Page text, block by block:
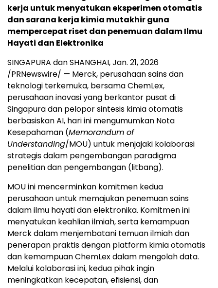
kerja untuk menyatukan eksperimen otomatis
dan sarana kerja kimia mutakhir guna
mempercepat riset dan penemuan dalam Ilmu
Hayati dan Elektronika
SINGAPURA dan SHANGHAI, Jan. 21, 2026
/PRNewswire/ — Merck, perusahaan sains dan
teknologi terkemuka, bersama ChemLex,
perusahaan inovasi yang berkantor pusat di
Singapura dan pelopor sintesis kimia otomatis
berbasiskan AI, hari ini mengumumkan Nota
Kesepahaman (Memorandum of
Understanding/MOU) untuk menjajaki kolaborasi
strategis dalam pengembangan paradigma
penelitian dan pengembangan (litbang).
MOU ini mencerminkan komitmen kedua
perusahaan untuk memajukan penemuan sains
dalam ilmu hayati dan elektronika. Komitmen ini
menyatukan keahlian ilmiah, serta kemampuan
Merck dalam menjembatani temuan ilmiah dan
penerapan praktis dengan platform kimia otomatis
dan kemampuan ChemLex dalam mengolah data.
Melalui kolaborasi ini, kedua pihak ingin
meningkatkan kecepatan, efisiensi, dan